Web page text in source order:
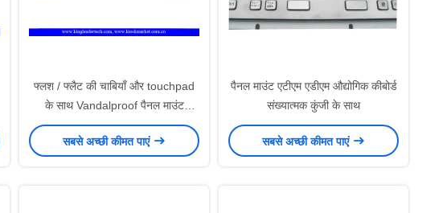
फ्लश / फ्लैट की चाबियाँ और touchpad
के साथ Vandalproof पैनल माउंट
कियॉस्क कीबोर्ड
सबसे अच्छी कीमत पाएं
पैनल माउंट एटीएम एडीएम औद्योगिक कीबोर्ड
संख्यात्मक कुंजी के साथ
सबसे अच्छी कीमत पाएं